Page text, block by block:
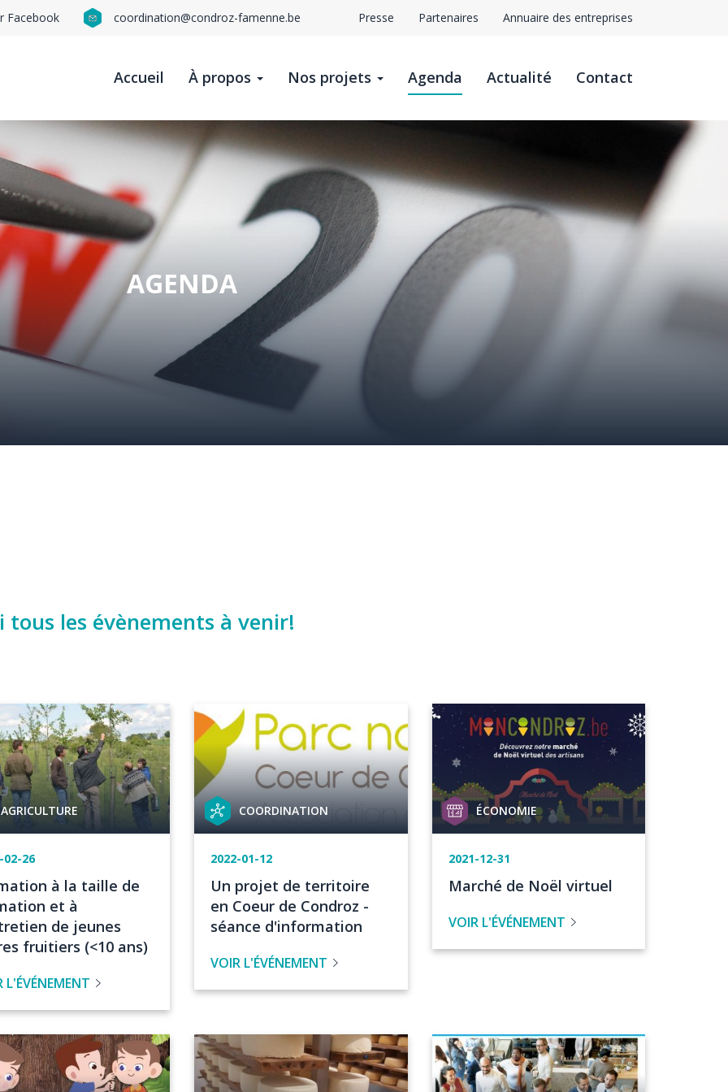
Facebook coordination@condroz-famenne.be
top
bar
Presse Partenaires Annuaire des entreprises
Accueil À propos Nos projets Agenda Actualité Contact
AGENDA
tous les évènements à venir!
AGRICULTURE
02-26
à la taille de
et à
de jeunes
fruitiers (<10 ans)
L'ÉVÉNEMENT
Image
Catégorie
de
COORDINATION
Date
de
l'événement
2022-01-12
Titre
de
l'évenement
Un projet de territoire
en Coeur de Condroz -
séance d'information
VOIR L'ÉVÉNEMENT
Image
Catégorie
de
ÉCONOMIE
Date
de
2021-12-31
Titre
l'évenement
Marché de Noël virtuel
VOIR L'ÉVÉNEMENT
Image Image